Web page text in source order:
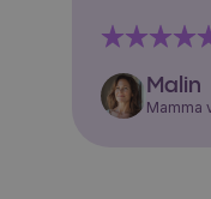
Malin
Mamma